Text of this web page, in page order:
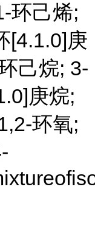
环己烯;
[4.1.0]庚
己烷; 3-
庚烷;
环氧;